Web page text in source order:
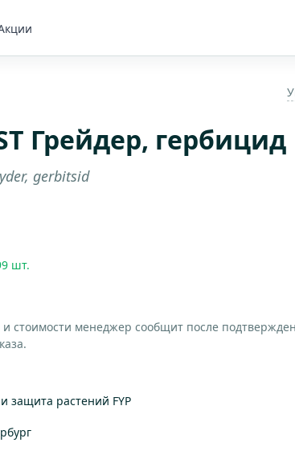
Грейдер, гербицид
gerbitsid
шт.
и стоимости менеджер сообщит после
защита растений FYP